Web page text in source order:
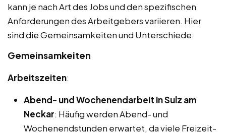
kann je nach Art des Jobs und den spezifischen
Anforderungen des Arbeitgebers variieren. Hier
sind die Gemeinsamkeiten und Unterschiede:
Gemeinsamkeiten
Arbeitszeiten:
Abend- und Wochenendarbeit in Sulz am
Neckar: Häufig werden Abend- und
Wochenendstunden erwartet, da viele Freizeit-